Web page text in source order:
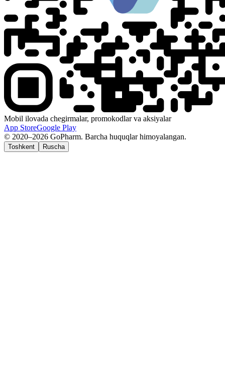
Mobil ilovada chegirmalar, promokodlar va aksiyalar
App StoreGoogle Play
© 2020–2026 GoPharm. Barcha huquqlar himoyalangan.
Toshkent Ruscha